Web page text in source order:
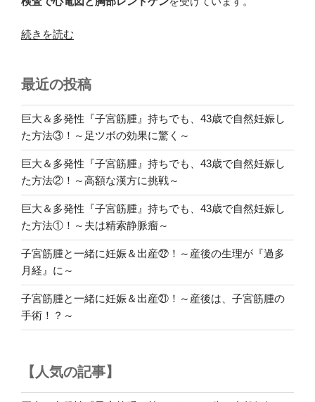
“子
腫
一
緒
に
妊
娠
＆
出
⑯！
～
手
術
前
続きを読む
最近の投稿
巨大＆多発性『子宮筋腫』持ちでも、43歳で自然妊娠し
た方法③！～足ツボの効果に驚く～
巨大＆多発性『子宮筋腫』持ちでも、43歳で自然妊娠し
た方法②！～高額な漢方に挑戦～
巨大＆多発性『子宮筋腫』持ちでも、43歳で自然妊娠し
た方法①！～夫は精索静脈瘤～
子宮筋腫と一緒に妊娠＆出産㉒！～産後の生理が『過多
月経』に～
子宮筋腫と一緒に妊娠＆出産㉑！～産後は、子宮筋腫の
手術！？～
【人気の記事】